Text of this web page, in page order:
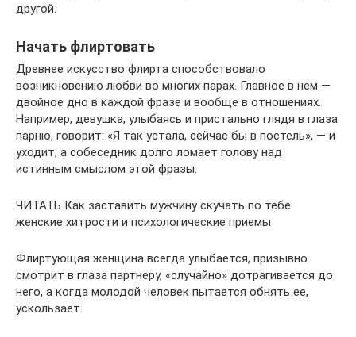
другой.
Начать флиртовать
Древнее искусство флирта способствовало
возникновению любви во многих парах. Главное в нем —
двойное дно в каждой фразе и вообще в отношениях.
Например, девушка, улыбаясь и пристально глядя в глаза
парню, говорит: «Я так устала, сейчас бы в постель», — и
уходит, а собеседник долго ломает голову над
истинным смыслом этой фразы.
ЧИТАТЬ Как заставить мужчину скучать по тебе:
женские хитрости и психологические приемы
Флиртующая женщина всегда улыбается, призывно
смотрит в глаза партнеру, «случайно» дотрагивается до
него, а когда молодой человек пытается обнять ее,
ускользает.